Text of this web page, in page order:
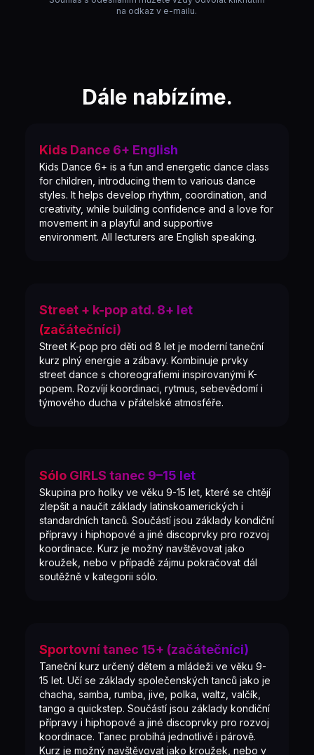
na odkaz v e-mailu.
Dále nabízíme.
Kids Dance 6+ English
Kids Dance 6+ is a fun and energetic dance class
for children, introducing them to various dance
styles. It helps develop rhythm, coordination, and
creativity, while building confidence and a love for
movement in a playful and supportive
environment. All lecturers are English speaking.
Street + k-pop atd. 8+ let
(začátečníci)
Street K-pop pro děti od 8 let je moderní taneční
kurz plný energie a zábavy. Kombinuje prvky
street dance s choreografiemi inspirovanými K-
popem. Rozvíjí koordinaci, rytmus, sebevědomí i
týmového ducha v přátelské atmosféře.
Sólo GIRLS tanec 9–15 let
Skupina pro holky ve věku 9-15 let, které se chtějí
zlepšit a naučit základy latinskoamerických i
standardních tanců. Součástí jsou základy kondiční
přípravy i hiphopové a jiné discoprvky pro rozvoj
koordinace. Kurz je možný navštěvovat jako
kroužek, nebo v případě zájmu pokračovat dál
soutěžně v kategorii sólo.
Sportovní tanec 15+ (začátečníci)
Taneční kurz určený dětem a mládeži ve věku 9-
15 let. Učí se základy společenských tanců jako je
chacha, samba, rumba, jive, polka, waltz, valčík,
tango a quickstep. Součástí jsou základy kondiční
přípravy i hiphopové a jiné discoprvky pro rozvoj
koordinace. Tanec probíhá jednotlivě i párově.
Kurz je možný navštěvovat jako kroužek, nebo v